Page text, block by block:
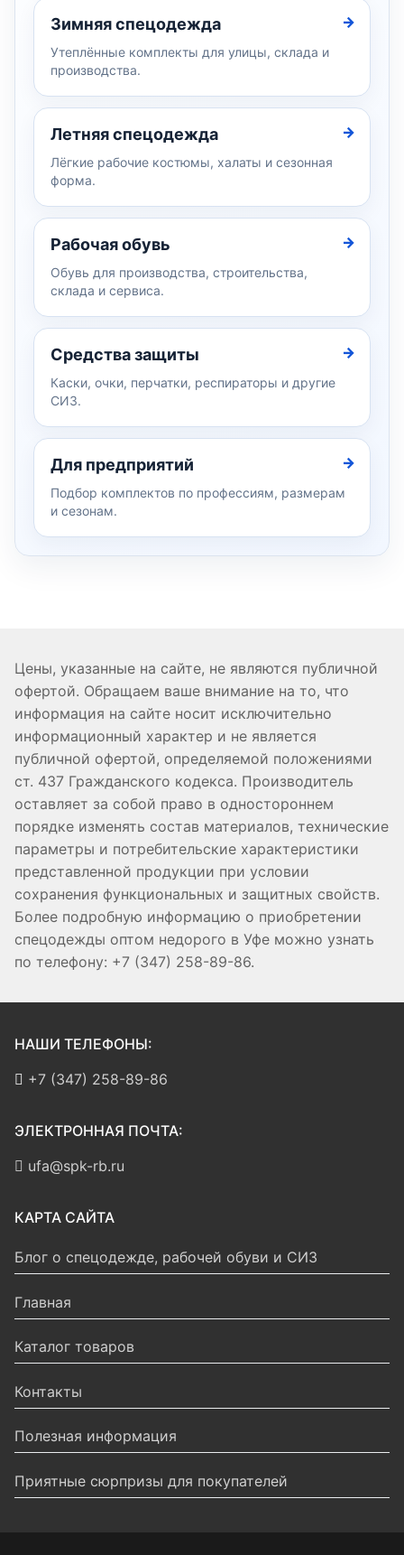
Зимняя спецодежда
Утеплённые комплекты для улицы, склада и
производства.
Летняя спецодежда
Лёгкие рабочие костюмы, халаты и сезонная
форма.
Рабочая обувь
Обувь для производства, строительства,
склада и сервиса.
Средства защиты
Каски, очки, перчатки, респираторы и другие
СИЗ.
Для предприятий
Подбор комплектов по профессиям, размерам
и сезонам.
Цены, указанные на сайте, не являются публичной
офертой. Обращаем ваше внимание на то, что
информация на сайте носит исключительно
информационный характер и не является
публичной офертой, определяемой положениями
ст. 437 Гражданского кодекса. Производитель
оставляет за собой право в одностороннем
порядке изменять состав материалов, технические
параметры и потребительские характеристики
представленной продукции при условии
сохранения функциональных и защитных свойств.
Более подробную информацию о приобретении
спецодежды оптом недорого в Уфе можно узнать
по телефону: +7 (347) 258-89-86.
НАШИ ТЕЛЕФОНЫ:
+7 (347) 258-89-86
ЭЛЕКТРОННАЯ ПОЧТА:
ufa@spk-rb.ru
КАРТА САЙТА
Блог о спецодежде, рабочей обуви и СИЗ
Главная
Каталог товаров
Контакты
Полезная информация
Приятные сюрпризы для покупателей